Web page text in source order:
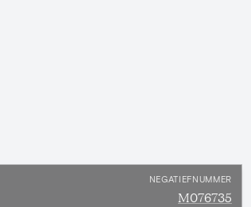
NEGATIEFNUMMER
M076735